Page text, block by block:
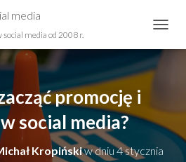
media
media od 2008 r.
promocję i
social media?
Kropińskiw dniu4 stycznia